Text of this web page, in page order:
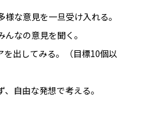
な意見を一旦受け入れる。
なの意見を聞く。
を出してみる。（目標10個以
自由な発想で考える。